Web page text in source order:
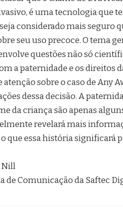
é uma tecnologia que
considerado mais seguro
seu uso precoce. O tema
questões não só
a paternidade e os direitos
atenção sobre o caso de Any
dessa decisão. A
da criança são apenas
revelará mais
que essa história significará
Nill
de Comunicação da Saftec